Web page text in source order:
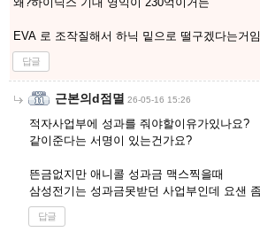
EVA 로 조작질해서 하닉 밑으로 떨구겠다는거임
답글
근본의d점멸 26-05-16 15:26
적자사업부에 성과를 줘야할이유가있나요?
같이준다는 서명이 있는건가요?
뜬금없지만 애니콜 성과금 맥스찍을때
삼성전기는 성과금못받던 사업부인데 요샌
답글